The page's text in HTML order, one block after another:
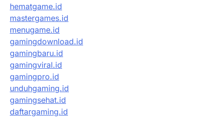
hematgame.id
mastergames.id
menugame.id
gamingdownload.id
gamingbaru.id
gamingviral.id
gamingpro.id
unduhgaming.id
gamingsehat.id
daftargaming.id